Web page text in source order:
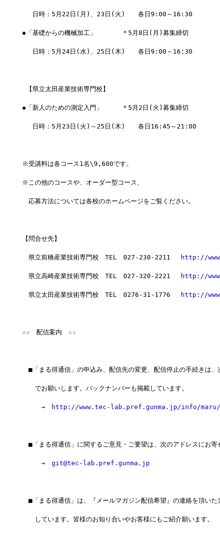
日時：5月22日(月)、23日(火)　　各日9:00～16:30
◆「基礎からの機械加工」　　　　＊5月8日(月)募集締切
日時：5月24日(水)、25日(木)　　各日9:00～16:30
【県立太田産業技術専門校】
◆「新人のための測定入門」　　　＊5月2日(火)募集締切
日時：5月23日(火)～25日(木)　　各日16:45～21:00
※受講料は各コース1名\9,600です。
※この他のコースや、オーダー型コース、
応募方法については各校のホームページをご覧ください。
【問合せ先】
県立前橋産業技術専門校　TEL　027-230-2211 http://
県立高崎産業技術専門校　TEL　027-320-2221 http://
県立太田産業技術専門校　TEL　0276-31-1776 http://
☆☆　配信案内　☆☆
■「まる得通信」の申込み、配信先の変更、配信停止の手続きは、
でお願いします。バックナンバーも掲載しています。
→ http://www.tec-lab.pref.gunma.jp/info/maru/
■「まる得通信」に関するご意見・ご要望は、次のアドレスにお寄
→ git@tec-lab.pref.gunma.jp
■「まる得通信」は、『メールマガジン配信希望』の連絡を頂いた
しています。皆様のお知り合いやお客様にもご紹介願います。